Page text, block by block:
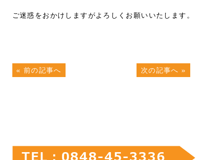
ご迷惑をおかけしますがよろしくお願いいたします。
« 前の記事へ 次の記事へ »